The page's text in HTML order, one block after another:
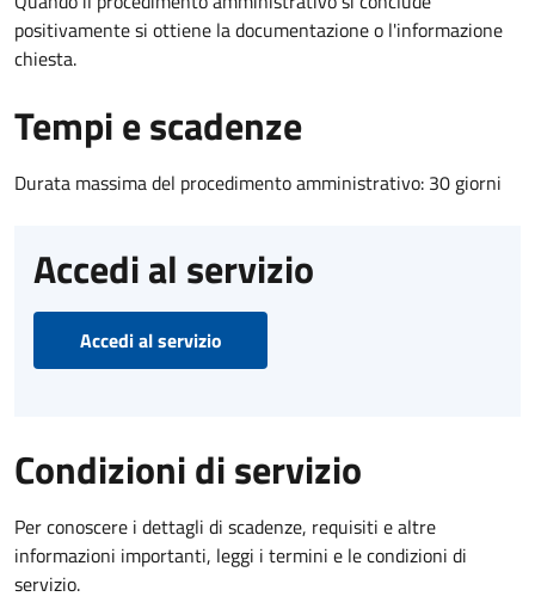
positivamente si ottiene la documentazione o l'informazione
chiesta.
Tempi e scadenze
Durata massima del procedimento amministrativo: 30 giorni
Accedi al servizio
Accedi al servizio
Condizioni di servizio
Per conoscere i dettagli di scadenze, requisiti e altre
informazioni importanti, leggi i termini e le condizioni di
servizio.